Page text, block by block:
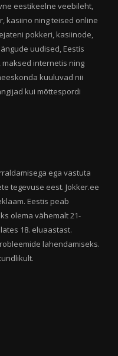
eestikeelne veebileht,
kasiino ning teised online
pokkeri, kasiinode,
uudised, Eestis
internetis ning
kuuluvad nii
kui mõttespordi
ega vastuta
tegevuse eest. Jokker.ee
Eestis peab
olema vähemalt 21-
18. eluaastast.
lahendamiseks.